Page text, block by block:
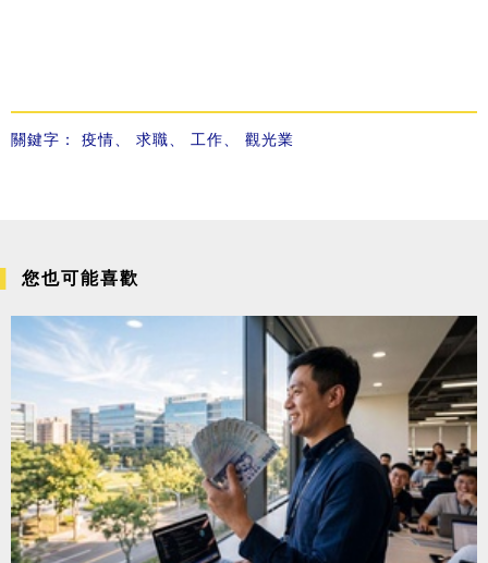
關鍵字： 疫情 求職 工作 觀光業
您也可能喜歡